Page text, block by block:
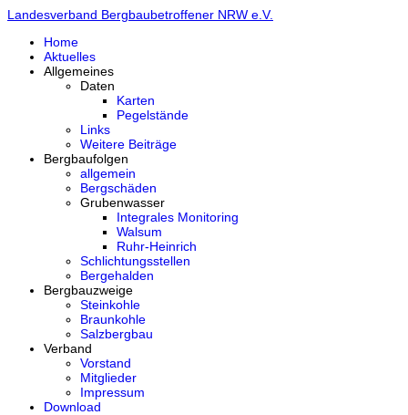
Landesverband Bergbaubetroffener NRW e.V.
Home
Aktuelles
Allgemeines
Daten
Karten
Pegelstände
Links
Weitere Beiträge
Bergbaufolgen
allgemein
Bergschäden
Grubenwasser
Integrales Monitoring
Walsum
Ruhr-Heinrich
Schlichtungsstellen
Bergehalden
Bergbauzweige
Steinkohle
Braunkohle
Salzbergbau
Verband
Vorstand
Mitglieder
Impressum
Download